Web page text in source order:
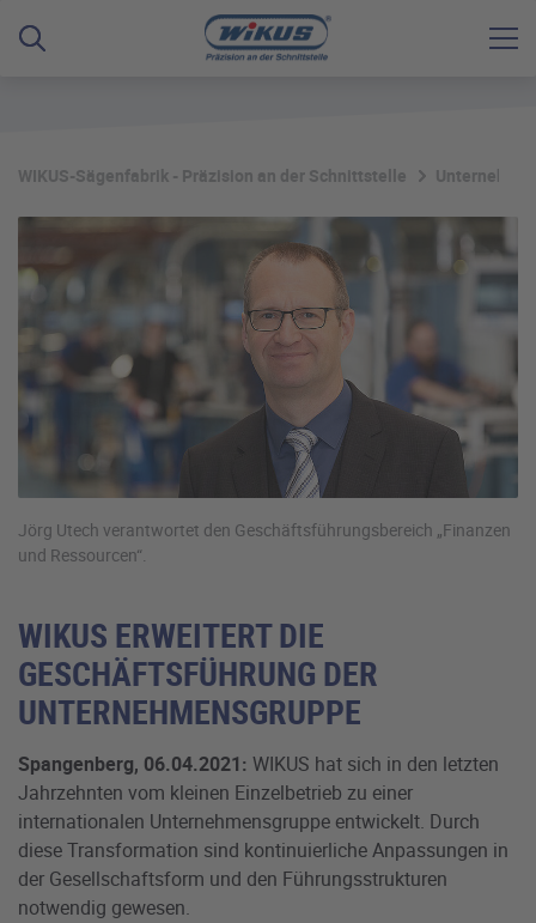
WIKUS-Sägenfabrik - Präzision an der Schnittstelle
Jörg Utech verantwortet den Geschäftsführungsbereich „Finanzen
und Ressourcen“.
WIKUS ERWEITERT DIE
GESCHÄFTSFÜHRUNG DER
UNTERNEHMENSGRUPPE
Spangenberg, 06.04.2021: WIKUS hat sich in den letzten
Jahrzehnten vom kleinen Einzelbetrieb zu einer
internationalen Unternehmensgruppe entwickelt. Durch
diese Transformation sind kontinuierliche Anpassungen in
der Gesellschaftsform und den Führungsstrukturen
notwendig gewesen.